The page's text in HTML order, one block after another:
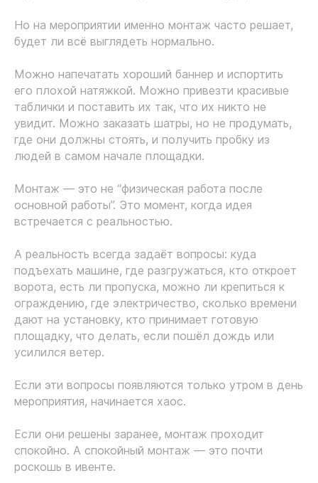
Но на мероприятии именно монтаж часто решает,
будет ли всё выглядеть нормально.
Можно напечатать хороший баннер и испортить
его плохой натяжкой. Можно привезти красивые
таблички и поставить их так, что их никто не
увидит. Можно заказать шатры, но не продумать,
где они должны стоять, и получить пробку из
людей в самом начале площадки.
Монтаж — это не “физическая работа после
основной работы”. Это момент, когда идея
встречается с реальностью.
А реальность всегда задаёт вопросы: куда
подъехать машине, где разгружаться, кто откроет
ворота, есть ли пропуска, можно ли крепиться к
ограждению, где электричество, сколько времени
дают на установку, кто принимает готовую
площадку, что делать, если пошёл дождь или
усилился ветер.
Если эти вопросы появляются только утром в день
мероприятия, начинается хаос.
Если они решены заранее, монтаж проходит
спокойно. А спокойный монтаж — это почти
роскошь в ивенте.